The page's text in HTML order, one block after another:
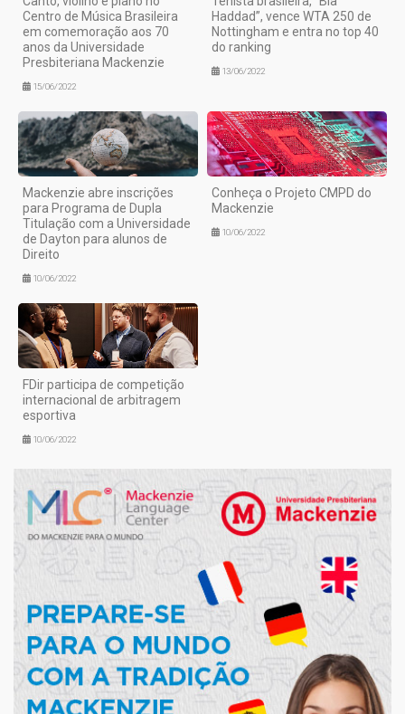
Centro de Música Brasileira
em comemoração aos 70
anos da Universidade
Presbiteriana Mackenzie
15/06/2022
Haddad”, vence WTA 250 de
Nottingham e entra no top 40
do ranking
13/06/2022
Mackenzie abre inscrições
para Programa de Dupla
Titulação com a Universidade
de Dayton para alunos de
Direito
10/06/2022
Conheça o Projeto CMPD do
Mackenzie
10/06/2022
FDir participa de competição
internacional de arbitragem
esportiva
10/06/2022